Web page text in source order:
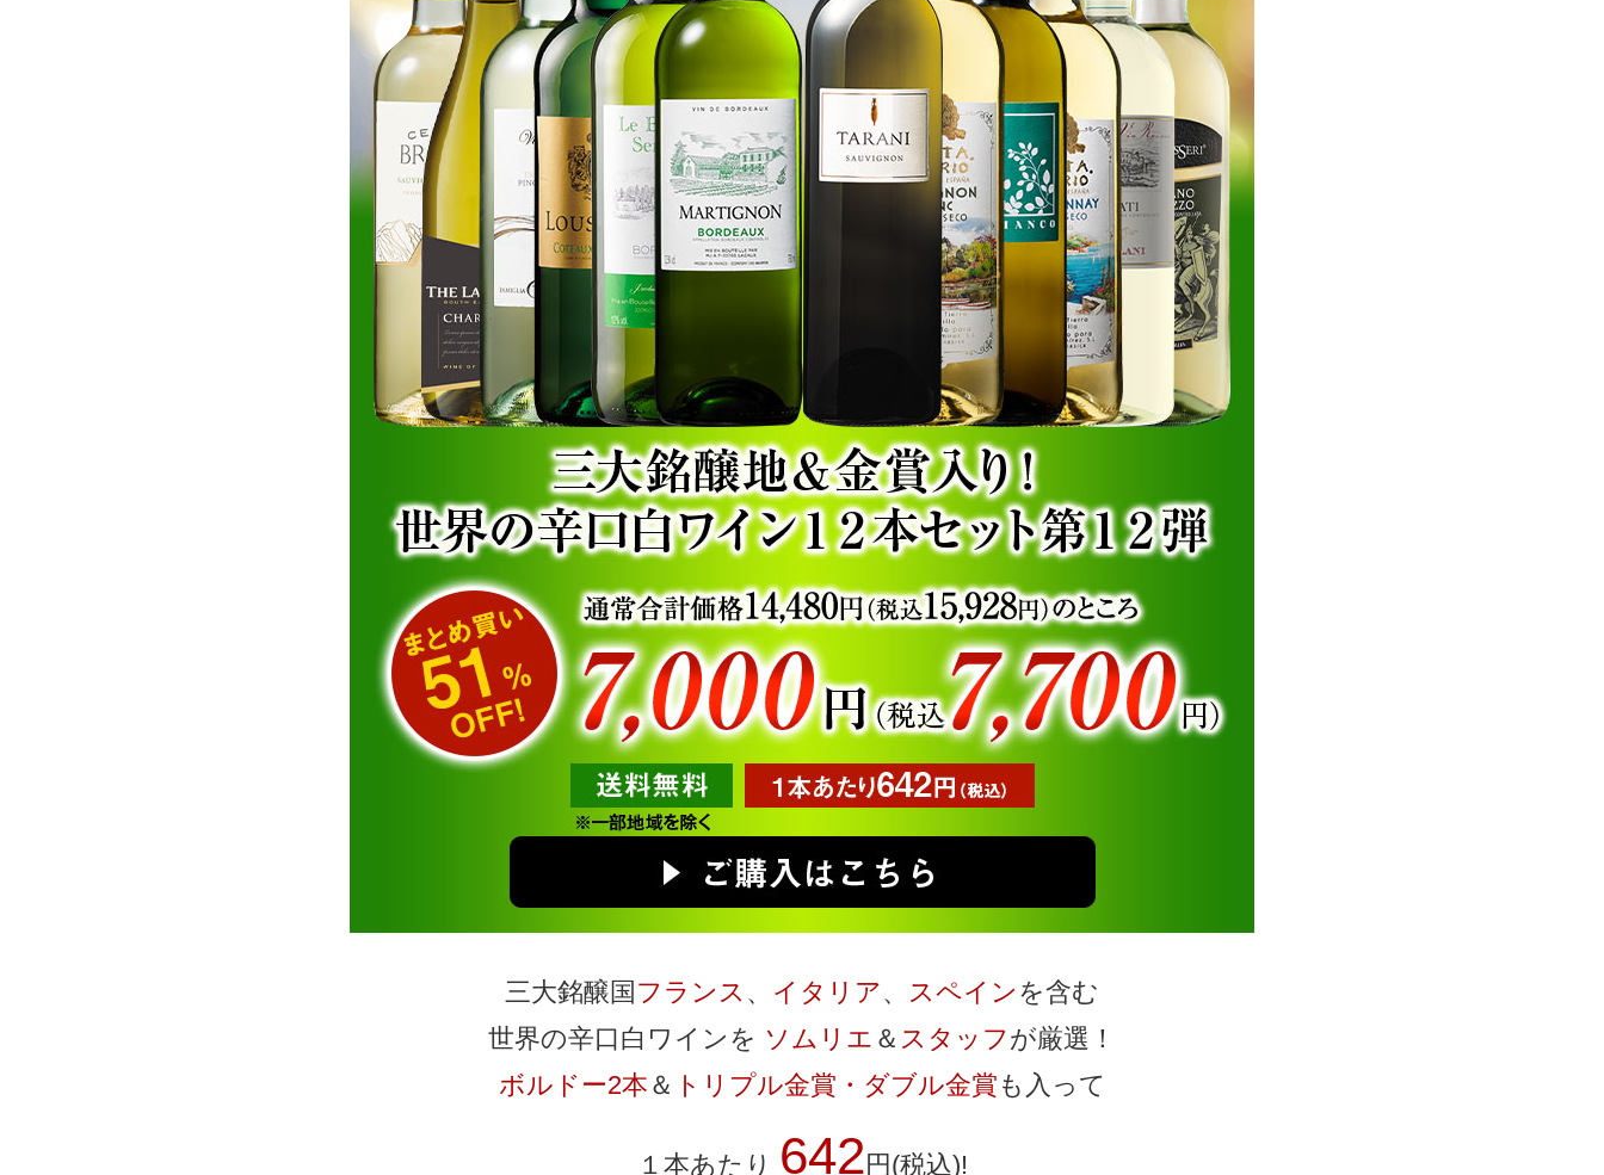
三大銘醸国 フランス 、 イタリア、 スペイン を含む
世界の辛口白ワインを ソムリエ ＆ スタッフが厳選！
ボルドー2本 ＆ トリプル金賞・ダブル金賞 も入って
１本あたり 642 円(税込)!